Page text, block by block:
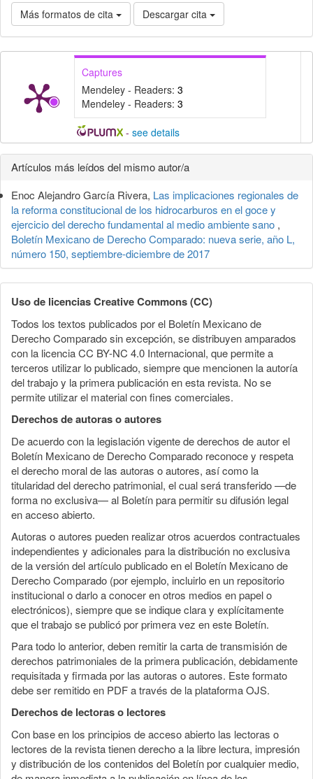
Más formatos de cita Descargar cita
Captures
Mendeley - Readers: 3
Mendeley - Readers: 3
- see details
Detalles
del
artículo
Artículos más leídos del mismo autor/a
Enoc Alejandro García Rivera, Las implicaciones regionales de
la reforma constitucional de los hidrocarburos en el goce y
ejercicio del derecho fundamental al medio ambiente sano ,
Boletín Mexicano de Derecho Comparado: nueva serie, año L,
número 150, septiembre-diciembre de 2017
Uso de licencias Creative Commons (CC)
Todos los textos publicados por el Boletín Mexicano de
Derecho Comparado sin excepción, se distribuyen amparados
con la licencia CC BY-NC 4.0 Internacional, que permite a
terceros utilizar lo publicado, siempre que mencionen la autoría
del trabajo y la primera publicación en esta revista. No se
permite utilizar el material con fines comerciales.
Derechos de autoras o autores
De acuerdo con la legislación vigente de derechos de autor el
Boletín Mexicano de Derecho Comparado reconoce y respeta
el derecho moral de las autoras o autores, así como la
titularidad del derecho patrimonial, el cual será transferido —de
forma no exclusiva— al Boletín para permitir su difusión legal
en acceso abierto.
Autoras o autores pueden realizar otros acuerdos contractuales
independientes y adicionales para la distribución no exclusiva
de la versión del artículo publicado en el Boletín Mexicano de
Derecho Comparado (por ejemplo, incluirlo en un repositorio
institucional o darlo a conocer en otros medios en papel o
electrónicos), siempre que se indique clara y explícitamente
que el trabajo se publicó por primera vez en este Boletín.
Para todo lo anterior, deben remitir la carta de transmisión de
derechos patrimoniales de la primera publicación, debidamente
requisitada y firmada por las autoras o autores. Este formato
debe ser remitido en PDF a través de la plataforma OJS.
Derechos de lectoras o lectores
Con base en los principios de acceso abierto las lectoras o
lectores de la revista tienen derecho a la libre lectura, impresión
y distribución de los contenidos del Boletín por cualquier medio,